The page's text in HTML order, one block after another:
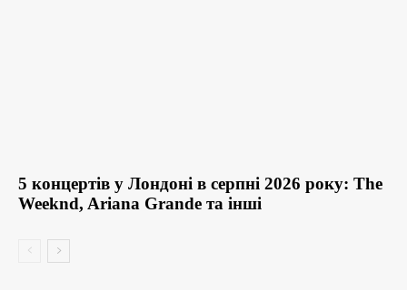
5 концертів у Лондоні в серпні 2026 року: The
Weeknd, Ariana Grande та інші